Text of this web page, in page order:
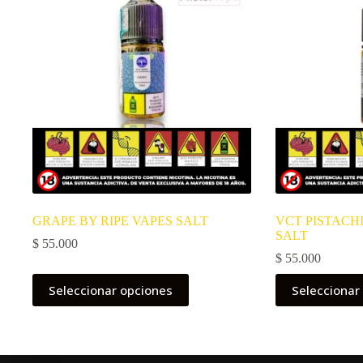
GRAPE BY RIPE VAPES SALT
$ 55.000
Seleccionar opciones
Este
producto
tiene
Las
VCT
SALT
$55.000
Este
producto
tiene
Las